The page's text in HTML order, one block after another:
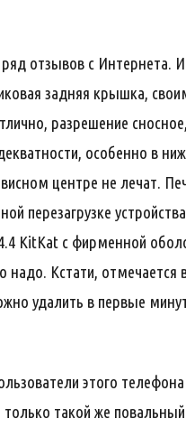
отзывов с Интернета.
задняя крышка,
разрешение
особенно в
центре не лечат.
перезагрузке
KitKat с фирменной
Кстати,
удалить в первые
этого
такой же